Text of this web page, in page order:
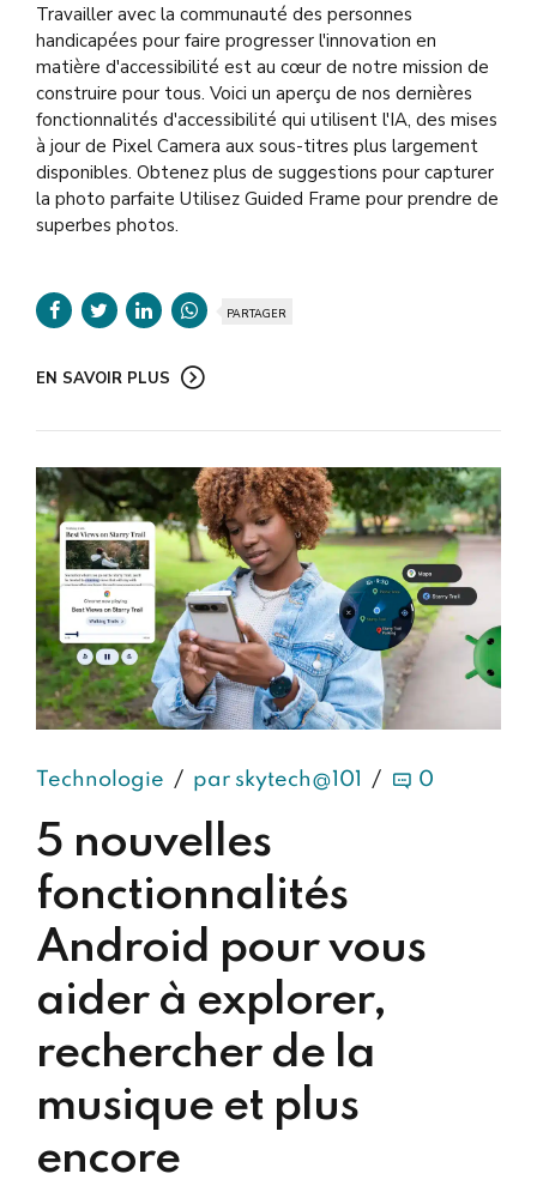
Travailler avec la communauté des personnes
handicapées pour faire progresser l'innovation en
matière d'accessibilité est au cœur de notre mission de
construire pour tous. Voici un aperçu de nos dernières
fonctionnalités d'accessibilité qui utilisent l'IA, des mises
à jour de Pixel Camera aux sous-titres plus largement
disponibles. Obtenez plus de suggestions pour capturer
la photo parfaite Utilisez Guided Frame pour prendre de
superbes photos.
PARTAGER
EN SAVOIR PLUS
Technologie par skytech@101 0
5 nouvelles
fonctionnalités
Android pour vous
aider à explorer,
rechercher de la
musique et plus
encore